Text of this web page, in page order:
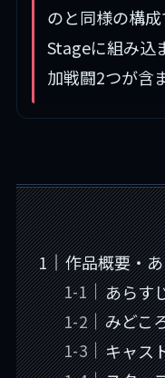
のと同様の構
Stageに組み込
加戦闘2つが含
作品概要・
あらす
みどこ
キャス